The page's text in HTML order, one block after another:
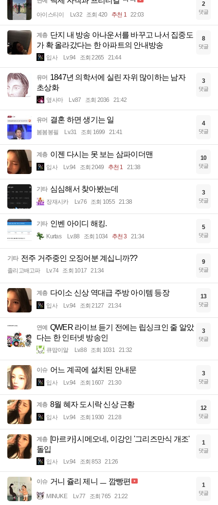
아이스티이 Lv.32 조회 420 추천 1 22:03
2
댓글
계층 단지 내 방송 아나운서를 바꾸고 나서 집중도
가 확 올라갔다는 한 아파트의 안내방송
입사 Lv.94 조회 2265 21:44
8
댓글
유머 1847년 의학서에 실린 자위 많이하는 남자
초상화
옆사마 Lv.87 조회 2036 21:42
3
댓글
유머 결혼 하면 생기는 일
봄봄봉필 Lv.31 조회 1699 21:41
4
댓글
계층 이젠 다시는 못 보는 삼파이더맨
입사 Lv.94 조회 2049 추천 1 21:38
10
댓글
기타 심심해서 찾아봤는데
장재시카 Lv.76 조회 1055 21:38
3
댓글
기타 인벤 아이디 해킹.
Kurtas Lv.88 조회 1034 추천 3 21:34
5
댓글
기타 전주 거주중인 오징어분 계십니까??
졸리고배고파 Lv.74 조회 1017 21:34
9
댓글
계층 다이소 신상 역대급 주방 아이템 등장
입사 Lv.94 조회 2127 21:34
13
댓글
연예
QWER 라이브 듣기 전에는 립싱크인 줄 알았
다는 한 인터넷 방송인
큐땁이알 Lv.88 조회 1031 21:32
3
댓글
이슈 어느 계곡에 설치된 안내문
입사 Lv.94 조회 1607 21:30
3
댓글
계층 8월 혜자 도시락 신상 근황
입사 Lv.94 조회 1930 21:28
12
댓글
계층 [마르카] 시메오네, 이강인 '그리즈만식 개조'
돌입
입사 Lv.94 조회 853 21:26
1
댓글
이슈 거니 쥴리 제니 ㅡ 깜빵편
MINUKE Lv.77 조회 765 21:22
1
댓글